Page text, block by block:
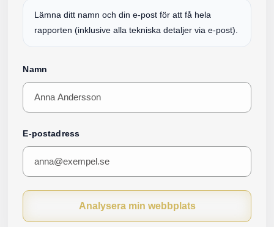
Lämna ditt namn och din e-post för att få hela
rapporten (inklusive alla tekniska detaljer via e-post).
Namn
E-postadress
Analysera min webbplats